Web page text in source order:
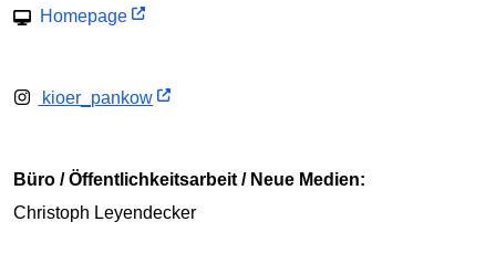
Homepage
kioer_pankow
Büro / Öffentlichkeitsarbeit / Neue Medien:
Christoph Leyendecker